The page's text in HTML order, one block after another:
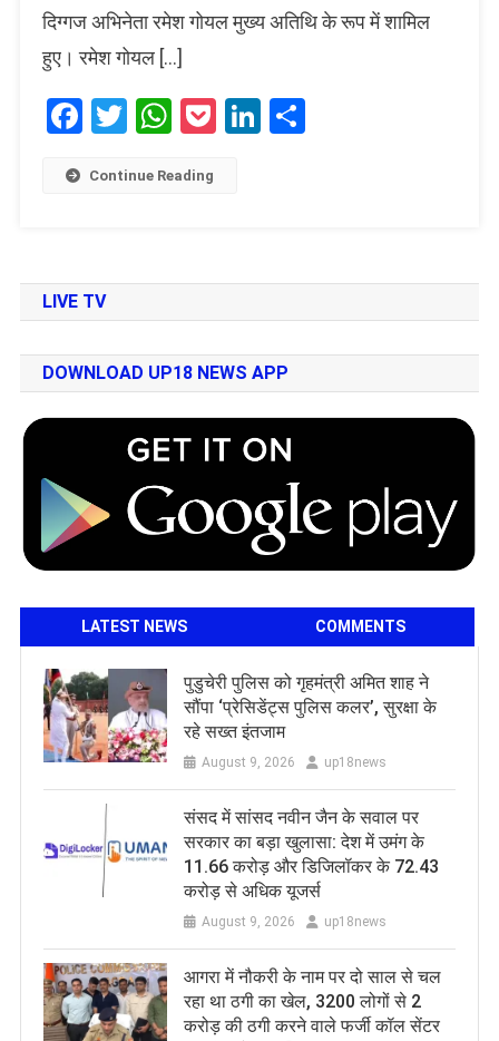
दिग्गज अभिनेता रमेश गोयल मुख्य अतिथि के रूप में शामिल
हुए। रमेश गोयल […]
Facebook
Twitter
WhatsApp
PocketLinkedIn
Continue Reading
LIVE TV
DOWNLOAD UP18 NEWS APP
LATEST NEWS COMMENTS
पुडुचेरी पुलिस को गृहमंत्री अमित शाह ने
सौंपा ‘प्रेसिडेंट्स पुलिस कलर’, सुरक्षा के
रहे सख्त इंतजाम
August 9, 2026 up18news
संसद में सांसद नवीन जैन के सवाल पर
सरकार का बड़ा खुलासा: देश में उमंग के
11.66 करोड़ और डिजिलॉकर के 72.43
करोड़ से अधिक यूजर्स
August 9, 2026 up18news
आगरा में नौकरी के नाम पर दो साल से चल
रहा था ठगी का खेल, 3200 लोगों से 2
करोड़ की ठगी करने वाले फर्जी कॉल सेंटर